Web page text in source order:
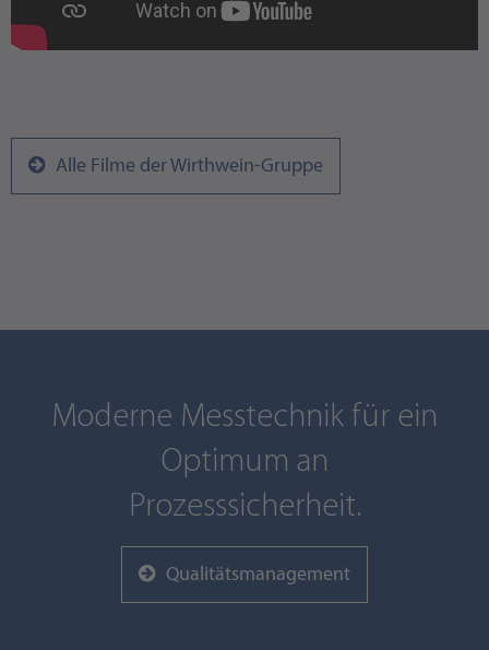
Alle Filme der Wirthwein-Gruppe
Moderne Messtechnik für ein
Optimum an
Prozesssicherheit.
Qualitätsmanagement